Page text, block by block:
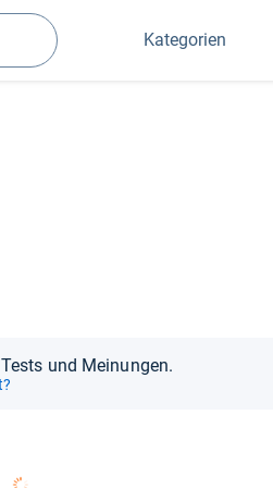
Suchen
Kategorien
und Meinungen.